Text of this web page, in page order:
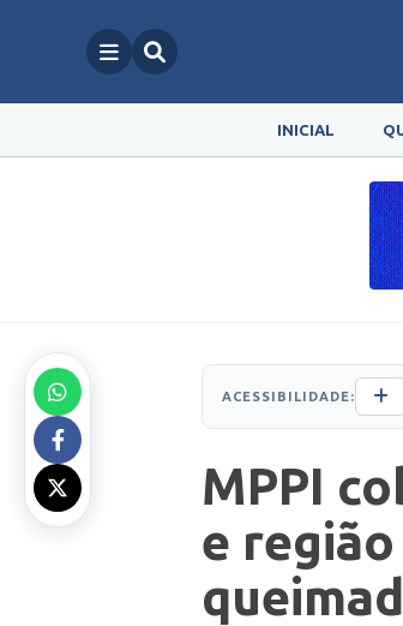
INICIAL
ACESSIBILIDADE:
MPPI
e